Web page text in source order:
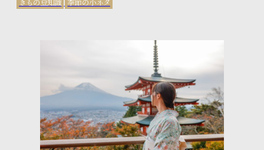
きもの豆知識 季節の小ネタ